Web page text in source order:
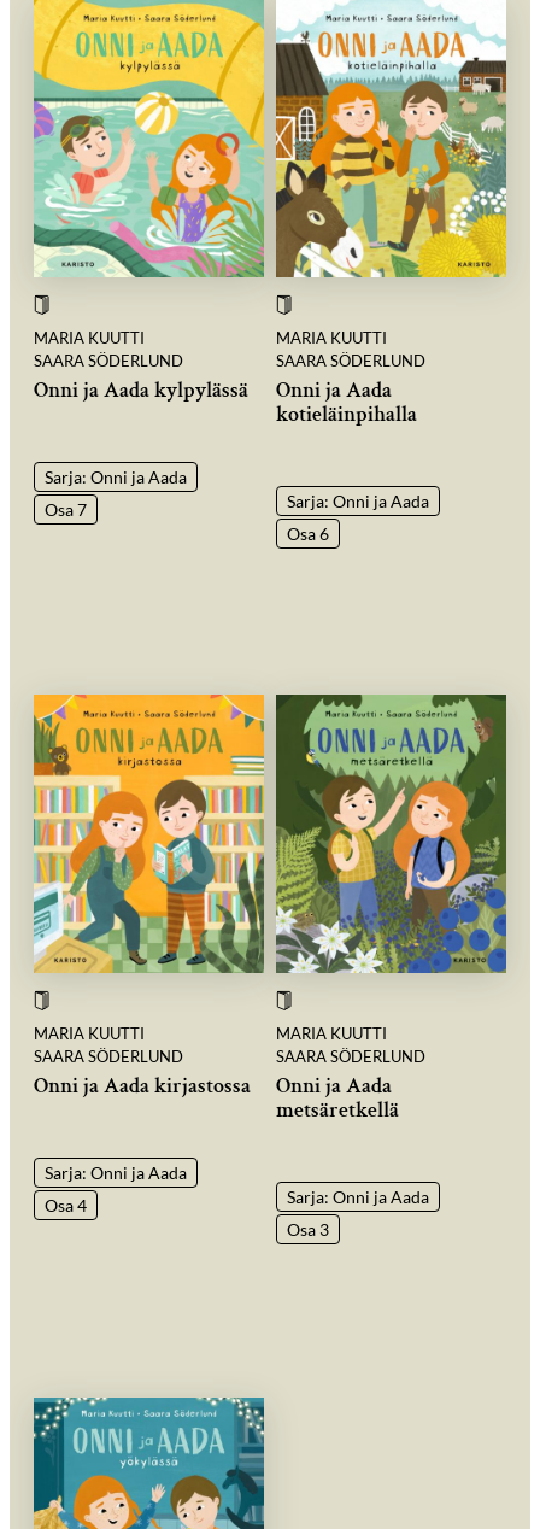
MARIA KUUTTI
SAARA SÖDERLUND
Onni ja Aada kylpylässä
Sarja: Onni ja Aada
Osa 7
MARIA KUUTTI
SAARA SÖDERLUND
Onni ja Aada
kotieläinpihalla
Sarja: Onni ja Aada
Osa 6
MARIA KUUTTI
SAARA SÖDERLUND
Onni ja Aada kirjastossa
Sarja: Onni ja Aada
Osa 4
MARIA KUUTTI
SAARA SÖDERLUND
Onni ja Aada
metsäretkellä
Sarja: Onni ja Aada
Osa 3